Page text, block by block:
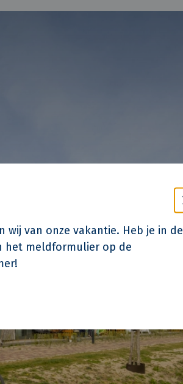
wij van onze vakantie. Heb je in de
het meldformulier op de